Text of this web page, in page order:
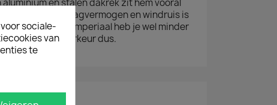
en stalen dakrek zit hem vooral
Qua draagvermogen en windruis is
een aluminium imperiaal heb je wel minder
voorkeur dus.
sociale-
van
te